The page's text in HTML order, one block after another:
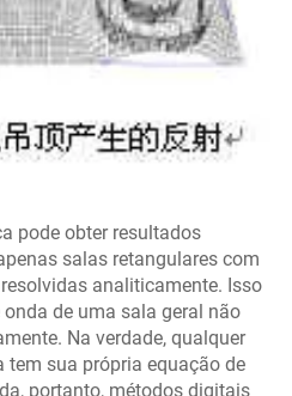
pode obter resultados
salas retangulares com
analiticamente. Isso
de uma sala geral não
Na verdade, qualquer
sua própria equação de
portanto, métodos digitais